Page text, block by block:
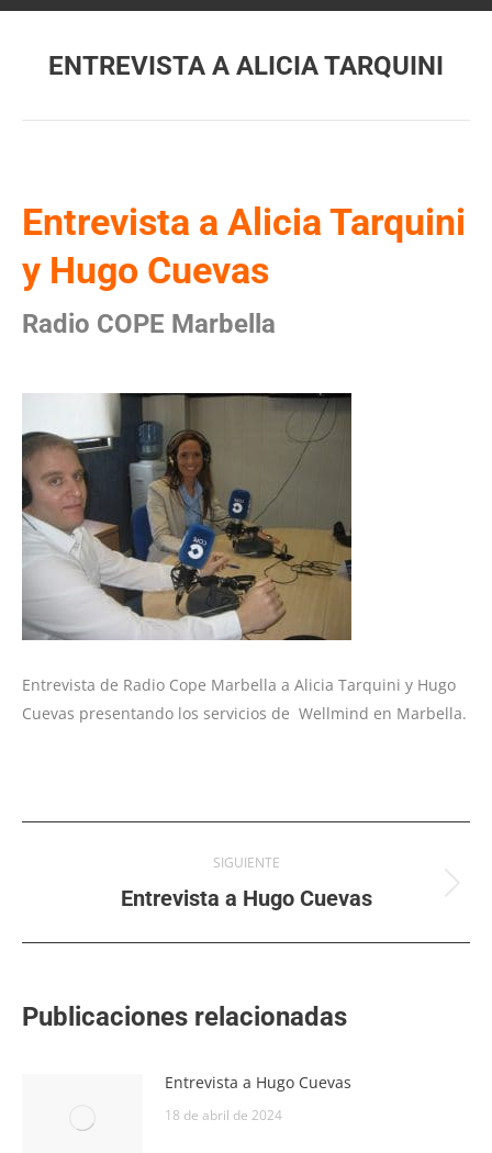
ENTREVISTA A ALICIA TARQUINI
Entrevista a Alicia Tarquini
y Hugo Cuevas
Radio COPE Marbella
Entrevista de Radio Cope Marbella a Alicia Tarquini y Hugo
Cuevas presentando los servicios de Wellmind en Marbella.
Navegación
publicaciones
SIGUIENTE
Publicación
Entrevista a Hugo Cuevas
Publicaciones relacionadas
Entrevista a Hugo Cuevas
18 de abril de 2024